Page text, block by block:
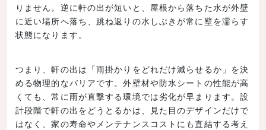
りません。逆に軒の出が短いと、屋根から落ちた水が外壁
に近い場所へ落ち、跳ね返りの水しぶきが常に壁を濡らす
状態になります。
つまり、軒の出は「雨掛かりをどれだけ減らせるか」を決
める物理的なバリアです。外壁材や防水シートの性能が高
くても、常に雨が直撃する環境では劣化が早まります。設
計段階で軒の出をどうとるかは、見た目のデザインだけで
はなく、家の寿命やメンテナンスコストにも直結する考え